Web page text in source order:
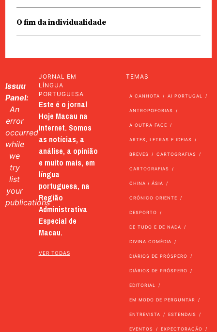
O fim da individualidade
Issuu
Panel:
An
error
occurred
while
we
try
list
your
publications
JORNAL EM
LÍNGUA
PORTUGUESA
Este é o jornal
Hoje Macau na
internet. Somos
as notícias, a
análise, a opinião
e muito mais, em
língua
portuguesa, na
Região
Administrativa
Especial de
Macau.
VER TODAS
TEMAS
A CANHOTA AI PORTUGAL
ANTROPOFOBIAS
A OUTRA FACE
ARTES, LETRAS E IDEIAS
BREVES CARTOGRAFIAS
CARTOGRAFIAS
CHINA / ÁSIA
CRÓNICO ORIENTE
DESPORTO
DE TUDO E DE NADA
DIVINA COMÉDIA
DIÁRIOS DE PRÓSPERO
DIÁRIOS DE PRÓSPERO
EDITORIAL
EM MODO DE PERGUNTAR
ENTREVISTA ESTENDAIS
EVENTOS EXPECTORAÇÃO